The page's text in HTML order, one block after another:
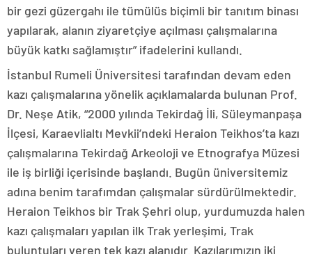
bir gezi güzergahı ile tümülüs biçimli bir tanıtım binası
yapılarak, alanın ziyaretçiye açılması çalışmalarına
büyük katkı sağlamıştır” ifadelerini kullandı.
İstanbul Rumeli Üniversitesi tarafından devam eden
kazı çalışmalarına yönelik açıklamalarda bulunan Prof.
Dr. Neşe Atik, “2000 yılında Tekirdağ İli, Süleymanpaşa
İlçesi, Karaevlialtı Mevkii’ndeki Heraion Teikhos’ta kazı
çalışmalarına Tekirdağ Arkeoloji ve Etnografya Müzesi
ile iş birliği içerisinde başlandı. Bugün üniversitemiz
adına benim tarafımdan çalışmalar sürdürülmektedir.
Heraion Teikhos bir Trak Şehri olup, yurdumuzda halen
kazı çalışmaları yapılan ilk Trak yerleşimi, Trak
buluntuları veren tek kazı alanıdır. Kazılarımızın iki